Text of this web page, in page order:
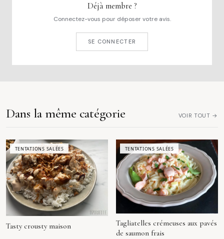
Déjà membre ?
Connectez-vous pour déposer votre avis.
SE CONNECTER
Dans la même catégorie VOIR TOUT →
TENTATIONS SALÉES
Tasty crousty maison
TENTATIONS SALÉES
Tagliatelles crémeuses aux pavés
de saumon frais